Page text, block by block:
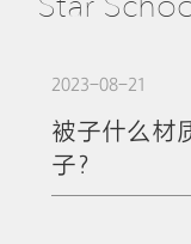
2023-08-21
被子什么材
子？